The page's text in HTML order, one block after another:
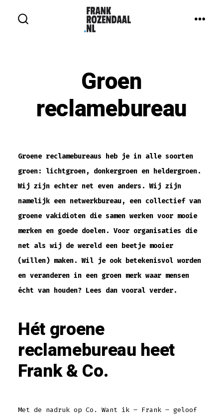
overslaan
IN-/UITSCHAKELEN
Groen
reclamebureau
Groene reclamebureaus heb je in alle soorten
groen: lichtgroen, donkergroen en heldergroen.
Wij zijn echter net even anders. Wij zijn
namelijk een netwerkbureau, een collectief van
groene vakidioten die samen werken voor mooie
merken en goede doelen. Voor organisaties die
net als wij de wereld een beetje mooier
(willen) maken. Wil je ook betekenisvol worden
en veranderen in een groen merk waar mensen
écht van houden? Lees dan vooral verder.
Hét groene
reclamebureau heet
Frank & Co.
Met de nadruk op Co. Want ik – Frank – geloof